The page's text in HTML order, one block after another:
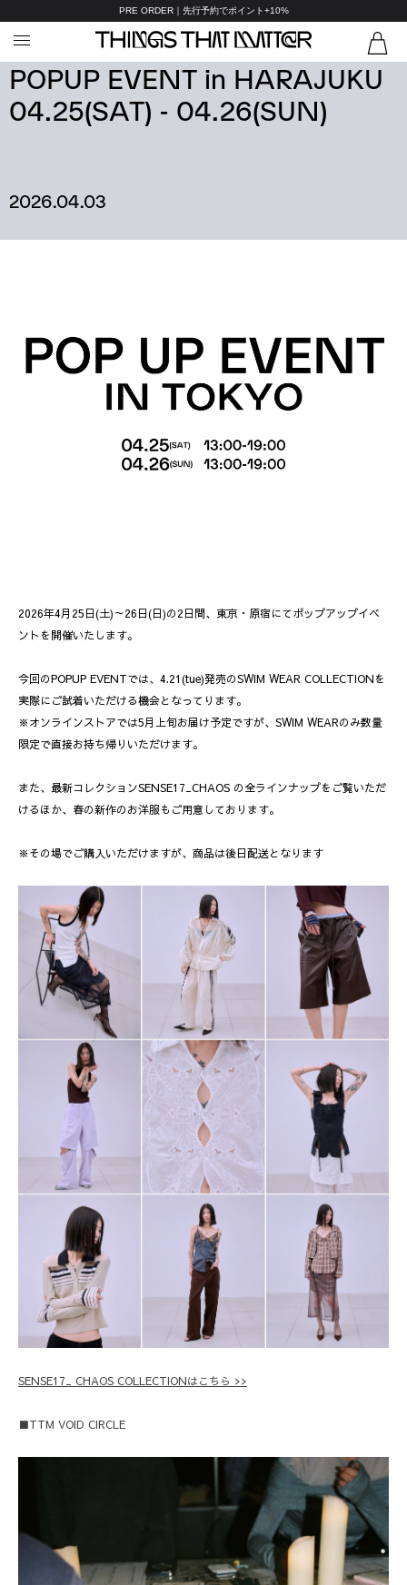
PRE ORDER｜先行予約でポイント+10%
POPUP EVENT in HARAJUKU
04.25(SAT) - 04.26(SUN)
2026.04.03
2026年4月25日(土)～26日(日)の2日間、東京・原宿にてポップアップイベ
ントを開催いたします。
今回のPOPUP EVENTでは、4.21(tue)発売のSWIM WEAR COLLECTIONを
実際にご試着いただける機会となってります。
※オンラインストアでは5月上旬お届け予定ですが、SWIM WEARのみ数量
限定で直接お持ち帰りいただけます。
また、最新コレクションSENSE17_CHAOS の全ラインナップをご覧いただ
けるほか、春の新作のお洋服もご用意しております。
※その場でご購入いただけますが、商品は後日配送となります
SENSE17_ CHAOS COLLECTIONはこちら >>
■TTM VOID CIRCLE